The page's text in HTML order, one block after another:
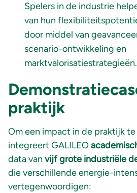
Spelers in de industrie
van hun
door middel van
scenario-ontwikkeling en
marktvalorisatiestrategieën.
praktijk
Om een impact in de praktijk
integreert GALILEO
data van vijf grote industriële
die verschillende energie-
vertegenwoordigen: